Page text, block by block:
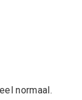
normaal.